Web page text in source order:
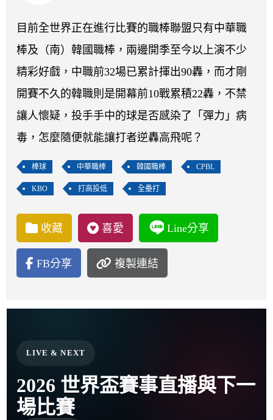
運彩教學專區
目前全世界正在進行比賽的職棒聯盟只有中華職
棒及（南）韓國職棒，兩邊開季至今以上演不少
精彩好戲，中職前32場已累計揮出90轟，而才剛
開賽不久的韓職則是開幕前10戰累積22轟，不禁
讓人懷疑，投手手中的球是否感染了「彈力」病
毒，怎麼隨便就能讓打者逆轟高飛呢？
棒球 中華職棒 韓國職棒 CPBL
KBO 打高投低 全壘打
收藏 喜愛 Line分享
FB分享 複製連結
LIVE & NEXT
2026 世界盃賽事直播與下一
場比賽